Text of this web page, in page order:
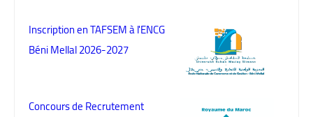
Inscription en TAFSEM à l'ENCG
Béni Mellal 2026-2027
Concours de Recrutement